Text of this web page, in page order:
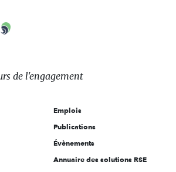
de l'engagement
Emplois
Publications
Évènements
Annuaire des solutions RSE